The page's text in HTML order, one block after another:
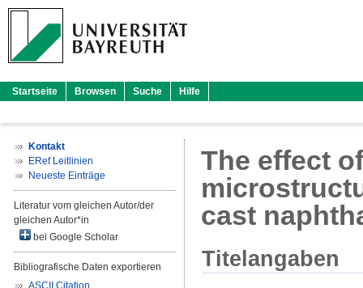
Startseite Browsen Suche Hilfe
Kontakt
ERef Leitlinien
Neueste Einträge
Literatur vom gleichen Autor/der
gleichen Autor*in
bei Google Scholar
Bibliografische Daten exportieren
ASCII Citation
The effect
cast
Titelangaben